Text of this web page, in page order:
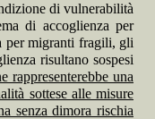
di vulnerabilità
di accoglienza per
per migranti fragili, gli
risultano sospesi
rappresenterebbe una
sottese alle misure
senza dimora rischia